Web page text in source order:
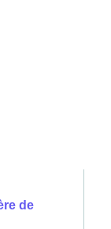
de